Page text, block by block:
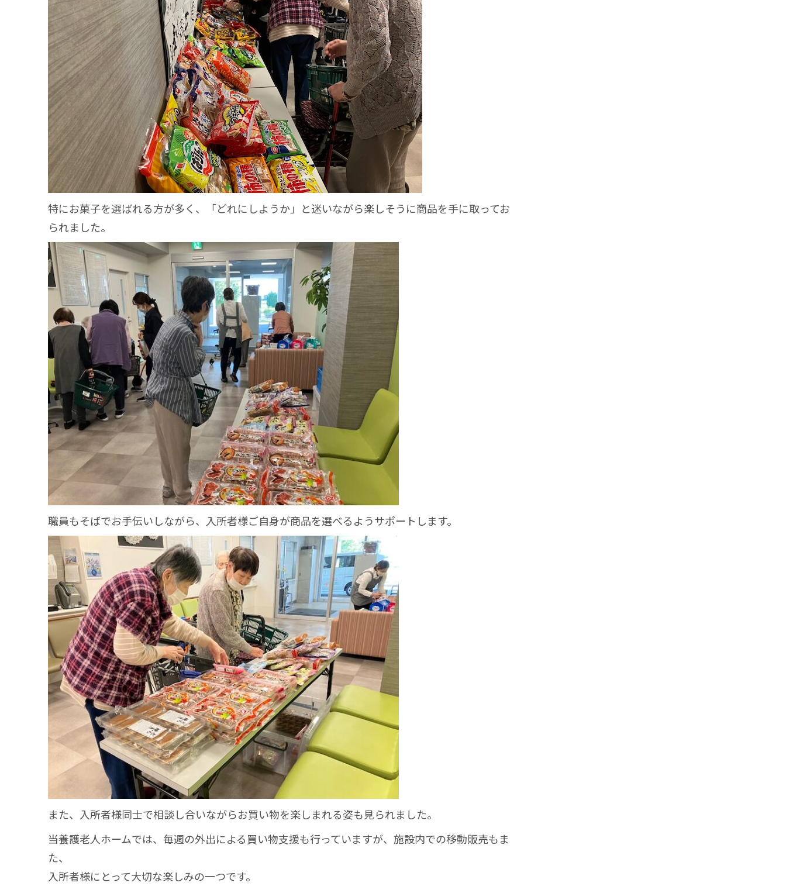
特にお菓子を選ばれる方が多く、「どれにしようか」と迷いながら楽しそうに商品を手に取ってお
られました。
職員もそばでお手伝いしながら、入所者様ご自身が商品を選べるようサポートします。
また、入所者様同士で相談し合いながらお買い物を楽しまれる姿も見られました。
当養護老人ホームでは、毎週の外出による買い物支援も行っていますが、施設内での移動販売もま
た、
入所者様にとって大切な楽しみの一つです。